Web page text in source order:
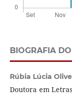
BIOGRAFIA
Rúbia Lúcia
Doutora em